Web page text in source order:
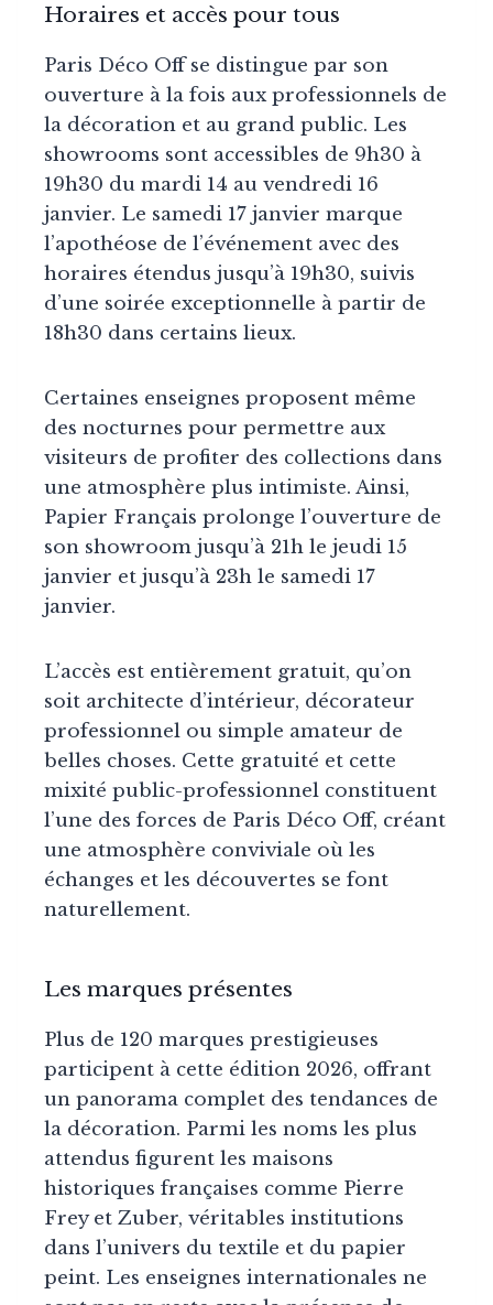
Horaires et accès pour tous
Paris Déco Off se distingue par son
ouverture à la fois aux professionnels de
la décoration et au grand public. Les
showrooms sont accessibles de 9h30 à
19h30 du mardi 14 au vendredi 16
janvier. Le samedi 17 janvier marque
l’apothéose de l’événement avec des
horaires étendus jusqu’à 19h30, suivis
d’une soirée exceptionnelle à partir de
18h30 dans certains lieux.
Certaines enseignes proposent même
des nocturnes pour permettre aux
visiteurs de profiter des collections dans
une atmosphère plus intimiste. Ainsi,
Papier Français prolonge l’ouverture de
son showroom jusqu’à 21h le jeudi 15
janvier et jusqu’à 23h le samedi 17
janvier.
L’accès est entièrement gratuit, qu’on
soit architecte d’intérieur, décorateur
professionnel ou simple amateur de
belles choses. Cette gratuité et cette
mixité public-professionnel constituent
l’une des forces de Paris Déco Off, créant
une atmosphère conviviale où les
échanges et les découvertes se font
naturellement.
Les marques présentes
Plus de 120 marques prestigieuses
participent à cette édition 2026, offrant
un panorama complet des tendances de
la décoration. Parmi les noms les plus
attendus figurent les maisons
historiques françaises comme Pierre
Frey et Zuber, véritables institutions
dans l’univers du textile et du papier
peint. Les enseignes internationales ne